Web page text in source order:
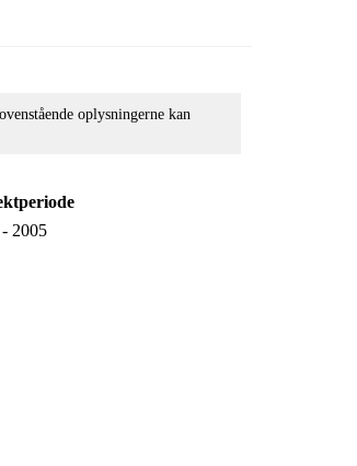
oplysningerne kan
2005